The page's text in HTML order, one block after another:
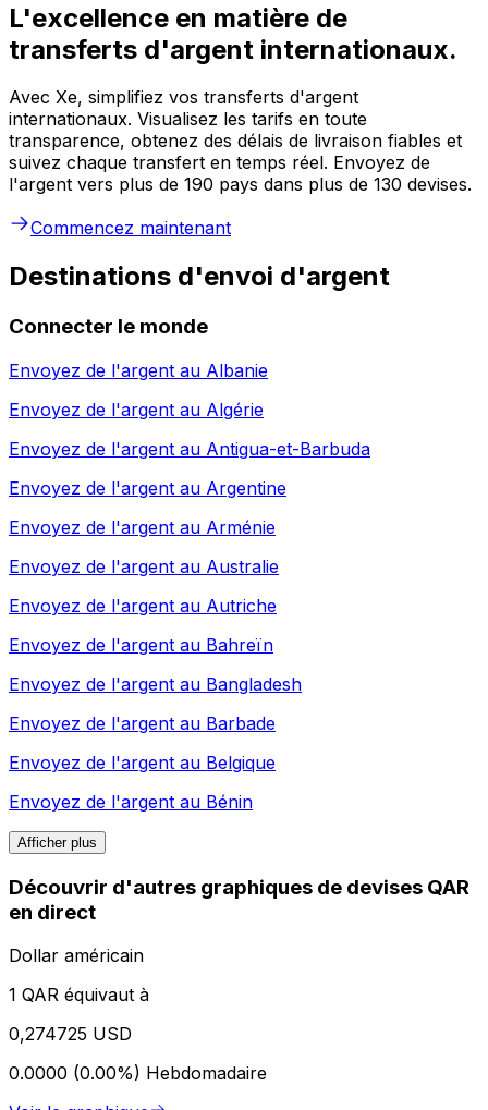
L'excellence en matière de
transferts d'argent internationaux.
Avec Xe, simplifiez vos transferts d'argent
internationaux. Visualisez les tarifs en toute
transparence, obtenez des délais de livraison fiables et
suivez chaque transfert en temps réel. Envoyez de
l'argent vers plus de 190 pays dans plus de 130 devises.
Commencez maintenant
Destinations d'envoi d'argent
Connecter le monde
Envoyez de l'argent au Albanie
Envoyez de l'argent au Algérie
Envoyez de l'argent au Antigua-et-Barbuda
Envoyez de l'argent au Argentine
Envoyez de l'argent au Arménie
Envoyez de l'argent au Australie
Envoyez de l'argent au Autriche
Envoyez de l'argent au Bahreïn
Envoyez de l'argent au Bangladesh
Envoyez de l'argent au Barbade
Envoyez de l'argent au Belgique
Envoyez de l'argent au Bénin
Afficher plus
Découvrir d'autres graphiques de devises QAR
en direct
Dollar américain
1 QAR équivaut à
0,274725 USD
0.0000 (0.00%) Hebdomadaire